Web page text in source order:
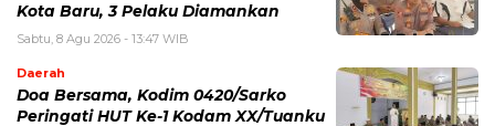
Kota Baru, 3 Pelaku Diamankan
Sabtu, 8 Agu 2026 - 13:47 WIB
Daerah
Doa Bersama, Kodim 0420/Sarko
Peringati HUT Ke-1 Kodam XX/Tuanku